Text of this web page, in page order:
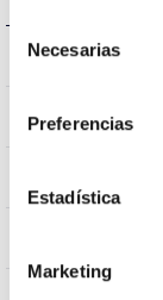
Selección
Necesarias
Preferencias
Estadística
Marketing
IK
Índice de